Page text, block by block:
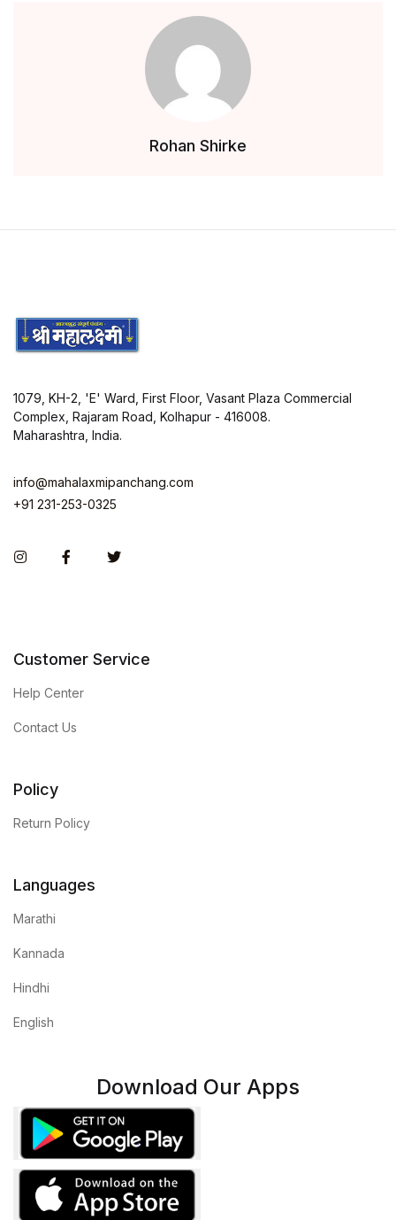
Rohan Shirke
1079, KH-2, 'E' Ward, First Floor, Vasant Plaza Commercial
Complex, Rajaram Road, Kolhapur - 416008.
Maharashtra, India.
info@mahalaxmipanchang.com
+91 231-253-0325
InstagramFacebookTwitter
Customer Service
Help Center
Contact Us
Policy
Return Policy
Languages
Marathi
Kannada
Hindhi
English
Download Our Apps